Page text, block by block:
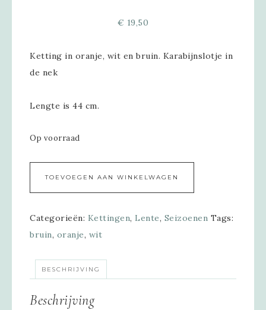
€ 19,50
Ketting in oranje, wit en bruin. Karabijnslotje in
de nek
Lengte is 44 cm.
Op voorraad
TOEVOEGEN AAN WINKELWAGEN
Categorieën: Kettingen, Lente, Seizoenen Tags:
bruin, oranje, wit
BESCHRIJVING
Beschrijving